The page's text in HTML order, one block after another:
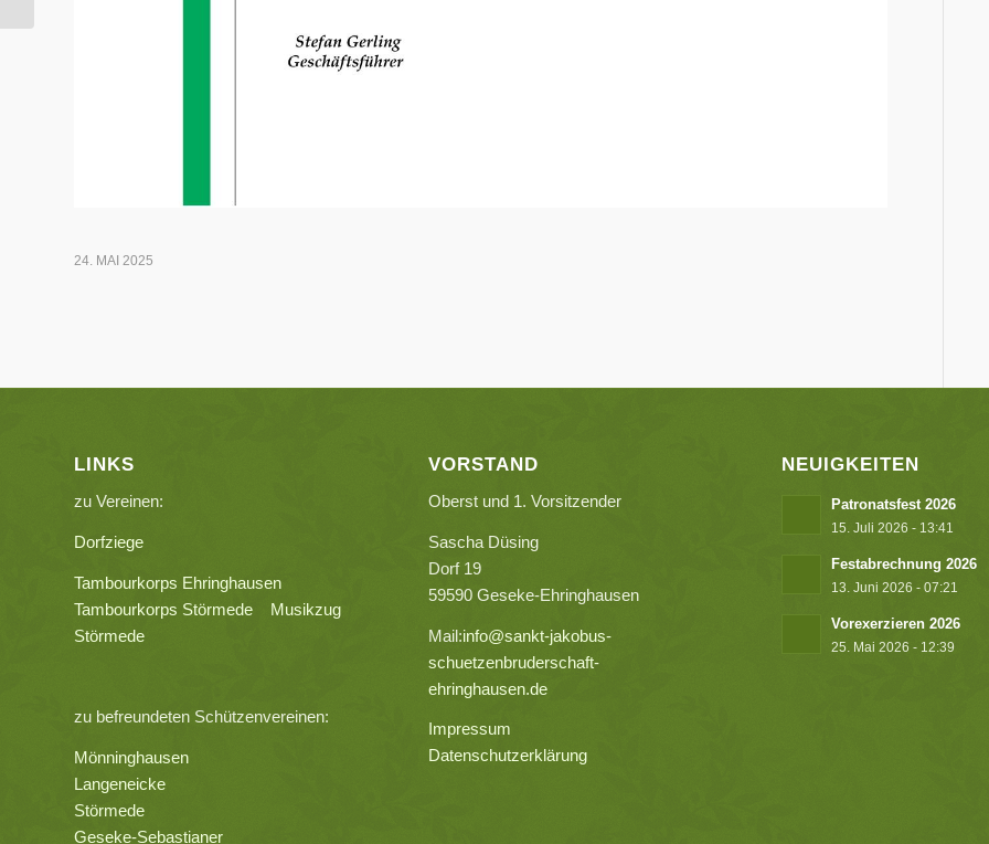
24. MAI 2025
LINKS
zu Vereinen:
Dorfziege
Tambourkorps Ehringhausen
Tambourkorps Störmede
Musikzug
Störmede
zu befreundeten Schützenvereinen:
Mönninghausen
Langeneicke
Störmede
Geseke-Sebastianer
VORSTAND
Oberst und 1. Vorsitzender
Sascha Düsing
Dorf 19
59590 Geseke-Ehringhausen
Mail:info@sankt-jakobus-
schuetzenbruderschaft-
ehringhausen.de
Impressum
Datenschutzerklärung
NEUIGKEITEN
Patronatsfest 2026
15. Juli 2026 - 13:41
Festabrechnung 2026
13. Juni 2026 - 07:21
Vorexerzieren 2026
25. Mai 2026 - 12:39